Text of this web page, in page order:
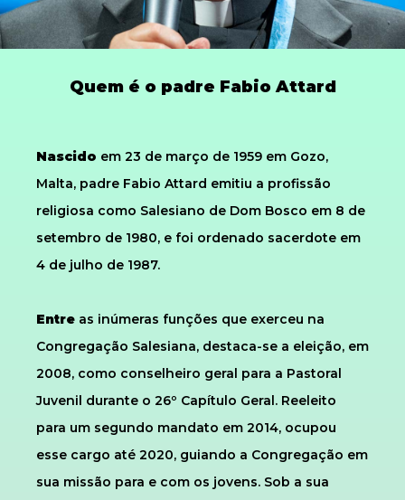
Quem é o padre Fabio Attard
Nascido em 23 de março de 1959 em Gozo,
Malta, padre Fabio Attard emitiu a profissão
religiosa como Salesiano de Dom Bosco em 8 de
setembro de 1980, e foi ordenado sacerdote em
4 de julho de 1987.
Entre as inúmeras funções que exerceu na
Congregação Salesiana, destaca-se a eleição, em
2008, como conselheiro geral para a Pastoral
Juvenil durante o 26º Capítulo Geral. Reeleito
para um segundo mandato em 2014, ocupou
esse cargo até 2020, guiando a Congregação em
sua missão para e com os jovens. Sob a sua